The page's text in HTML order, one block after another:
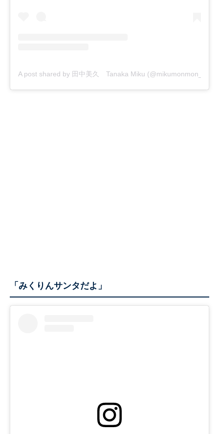
A post shared by 田中美久 Tanaka Miku (@mikumonmon_48)
「みくりんサンタだよ」